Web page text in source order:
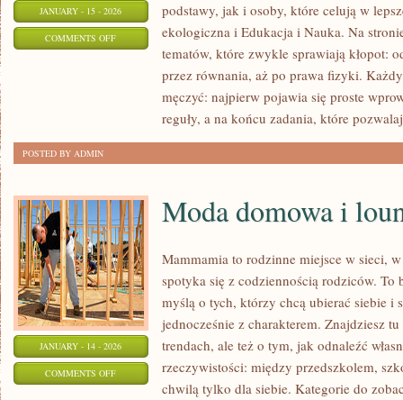
JANUARY - 15 - 2026
COMMENTS OFFON
EKOLOGICZNA
podstawy, jak i osoby, które celują w
ekologiczna i Edukacja i Nauka. Na
tematów, które zwykle sprawiają kłopot:
przez równania, aż po prawa fizyki.
męczyć: najpierw pojawia się proste
reguły, a na końcu zadania, które
POSTED BY ADMIN
JANUARY - 14 - 2026
COMMENTS OFFON
Moda domowa i
Mammamia to rodzinne miejsce w sieci,
spotyka się z codziennością rodziców.
myślą o tych, którzy chcą ubierać siebie i
jednocześnie z charakterem. Znajdziesz
trendach, ale też o tym, jak odnaleźć
rzeczywistości: między przedszkolem,
chwilą tylko dla siebie. Kategorie do